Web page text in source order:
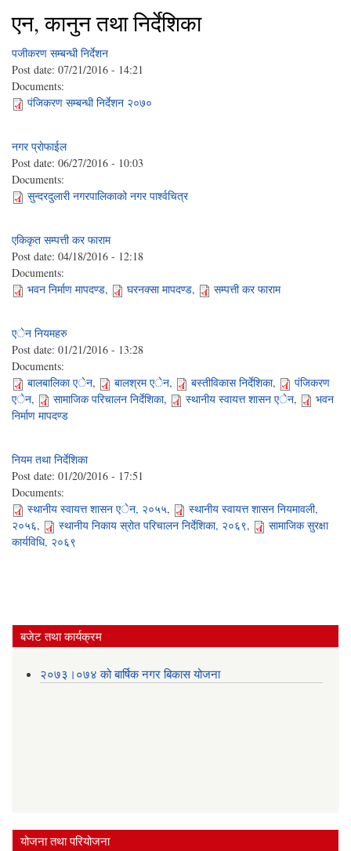
एन, कानुन तथा निर्देशिका
प‌जीकरण सम्बन्धी निर्देशन
Post date: 07/21/2016 - 14:21
Documents:
पंजिकरण सम्बन्धी निर्देशन २०७०
नगर प्राेफाईल
Post date: 06/27/2016 - 10:03
Documents:
सुन्दरदुलारी नगरपालिकाको नगर पार्श्वचित्र
एकिकृत सम्पत्ती कर फाराम
Post date: 04/18/2016 - 12:18
Documents:
भवन निर्माण मापदण्ड, घरनक्सा मापदण्ड, सम्पत्ती कर फाराम
एेन नियमहरु
Post date: 01/21/2016 - 13:28
Documents:
बालबालिका एेन, बालश्रम एेन, बस्तीविकास निर्देशिका,
पंजिकरण
एेन, सामाजिक परिचालन निर्देशिका, स्थानीय स्वायत्त शासन एेन,
भवन
निर्माण मापदण्ड
नियम तथा निर्देशिका
Post date: 01/20/2016 - 17:51
Documents:
स्थानीय स्वायत्त शासन एेन, २०५५,
स्थानीय स्वायत्त शासन नियमावली,
२०५६, स्थानीय निकाय स्रोत परिचालन निर्देशिका, २०६९,
सामाजिक सुरक्षा
कार्यविधि, २०६९
बजेट तथा कार्यक्रम
२०७३।०७४ को बार्षिक नगर बिकास योजना
योजना तथा परियोजना